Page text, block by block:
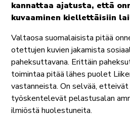
kannattaa ajatusta, että
kuvaaminen kiellettäisiin
Valtaosa suomalaisista pitää
otettujen kuvien jakamista
paheksuttavana. Erittäin
toimintaa pitää lähes puolet
vastanneista. On selvää,
työskentelevät pelastusalan
ilmiöstä huolestuneita.